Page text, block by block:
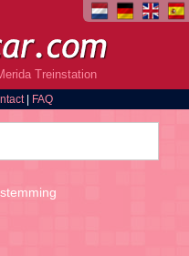
Treinstation
| FAQ